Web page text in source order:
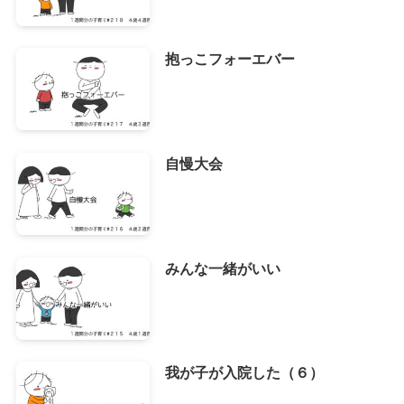
抱っこフォーエバー
自慢大会
みんな一緒がいい
我が子が入院した（６）